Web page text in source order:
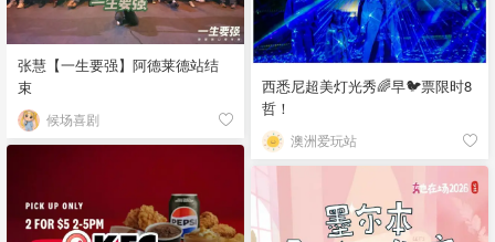
西悉尼超美灯光秀🌈早🐦票限时8
哲！
澳洲爱玩站
张慧【一生要强】阿德莱德站结
束
候场喜剧